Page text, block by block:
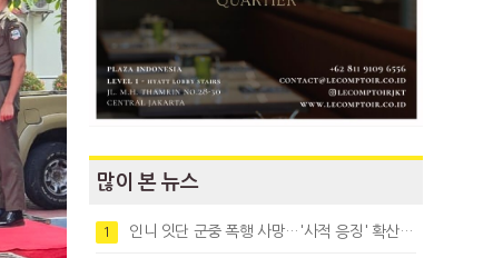
많이 본 뉴스
1 인니 잇단 군중 폭행 사망…'사적 응징' 확산에 법치 우려